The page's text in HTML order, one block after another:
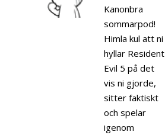
Kanonbra
sommarpod!
Himla kul att ni
hyllar Resident
Evil 5 på det
vis ni gjorde,
sitter faktiskt
och spelar
igenom